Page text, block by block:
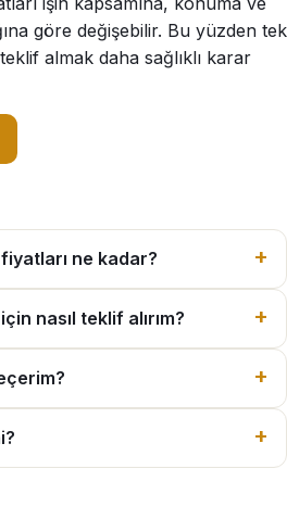
göre değişebilir. Bu yüzden tek
almak daha sağlıklı karar
ne kadar?
nasıl teklif alırım?